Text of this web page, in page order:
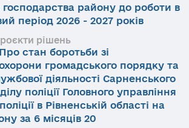
району до роботи в
період 2026 - 2027 років
рішень
Про стан боротьби зі
громадського порядку та
діяльності Сарненського
поліції Головного управління
в Рівненській області на
за 6 місяців 20